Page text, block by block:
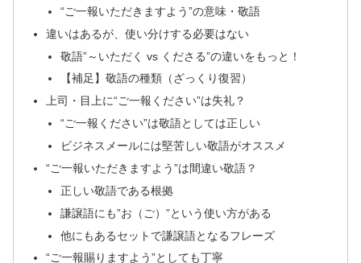
“ご一報いただきますよう”の意味・敬語
違いはあるが、使い分けする必要はない
敬語”～いただく vs くださる”の違いをもっと！
【補足】敬語の種類（ざっくり復習）
上司・目上に“ご一報ください”は失礼？
“ご一報ください”は敬語としては正しい
ビジネスメールには堅苦しい敬語がオススメ
“ご一報いただきますよう”は間違い敬語？
正しい敬語である根拠
謙譲語にも”お（ご）”という使い方がある
他にもあるセットで謙譲語となるフレーズ
“ご一報賜りますよう”としても丁寧